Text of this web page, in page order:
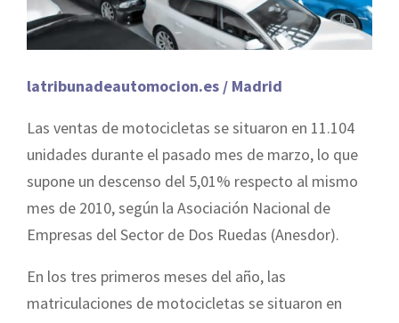
latribunadeautomocion.es / Madrid
Las ventas de motocicletas se situaron en 11.104
unidades durante el pasado mes de marzo, lo que
supone un descenso del 5,01% respecto al mismo
mes de 2010, según la Asociación Nacional de
Empresas del Sector de Dos Ruedas (Anesdor).
En los tres primeros meses del año, las
matriculaciones de motocicletas se situaron en